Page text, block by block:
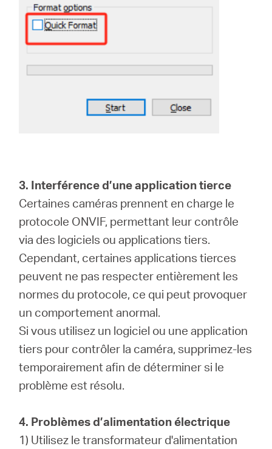
3. Interférence d’une application tierce
Certaines caméras prennent en charge le
protocole ONVIF, permettant leur contrôle
via des logiciels ou applications tiers.
Cependant, certaines applications tierces
peuvent ne pas respecter entièrement les
normes du protocole, ce qui peut provoquer
un comportement anormal.
Si vous utilisez un logiciel ou une application
tiers pour contrôler la caméra, supprimez-les
temporairement afin de déterminer si le
problème est résolu.
4. Problèmes d’alimentation électrique
1) Utilisez le transformateur d'alimentation